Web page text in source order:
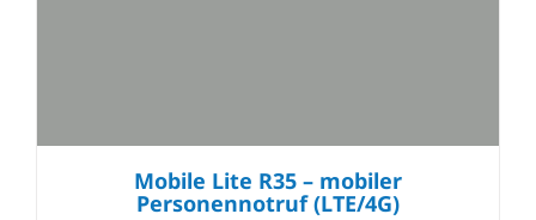
Mobile Lite R35 – mobiler
Personennotruf (LTE/4G)